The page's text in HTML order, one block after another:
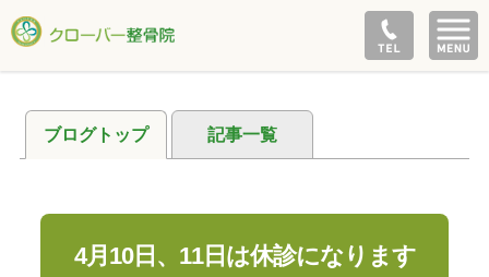
ブログトップ 記事一覧
4月10日、11日は休診になります